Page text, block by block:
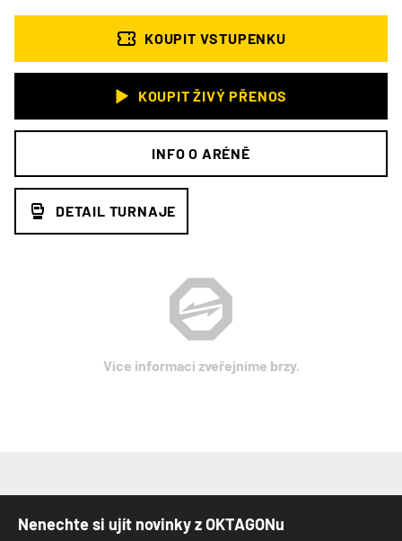
KOUPIT VSTUPENKU
KOUPIT ŽIVÝ PŘENOS
INFO O ARÉNĚ
DETAIL TURNAJE
Více informací zveřejníme brzy.
Nenechte si ujít novinky z OKTAGONu